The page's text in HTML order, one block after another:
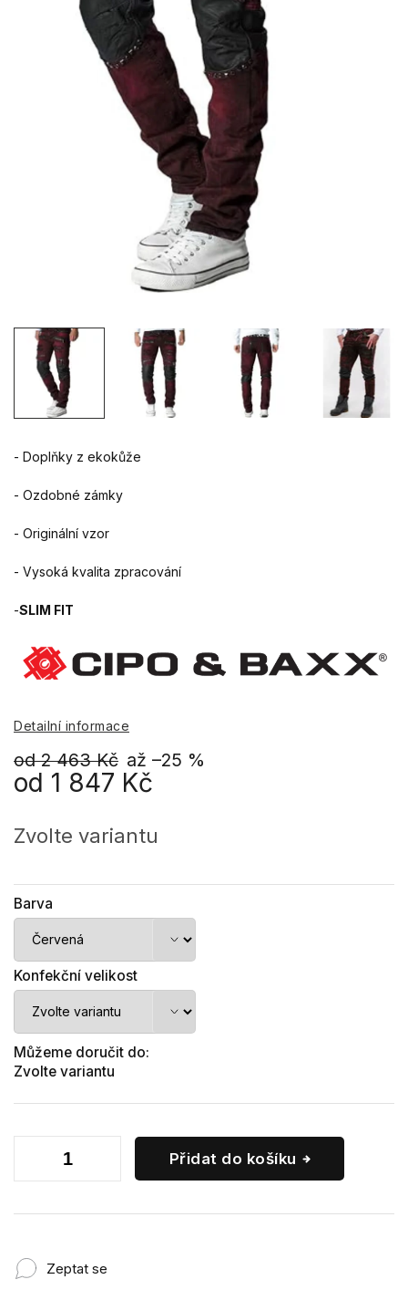
od 2 463 Kč až –25 %
od 1 847 Kč
cena:
Zvolte variantu
Barva
Konfekční velikost
Můžeme doručit do:
Zvolte variantu
Přidat do košíku
- Doplňky z ekokůže
- Ozdobné zámky
- Originální vzor
- Vysoká kvalita zpracování
-SLIM FIT
Detailní informace
Zeptat se